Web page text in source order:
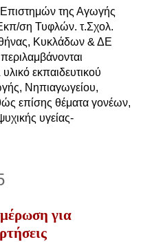
της Αγωγής
ση Τυφλών. τ.Σχολ.
Κυκλάδων & ΔΕ
εκπαιδευτικού
Νηπιαγωγείου,
επίσης θέματα γονέων,
υγείας-
για